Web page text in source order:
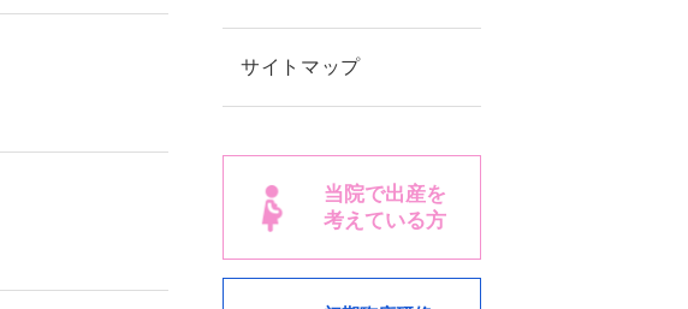
サイトマップ
当院で出産を
考えている方